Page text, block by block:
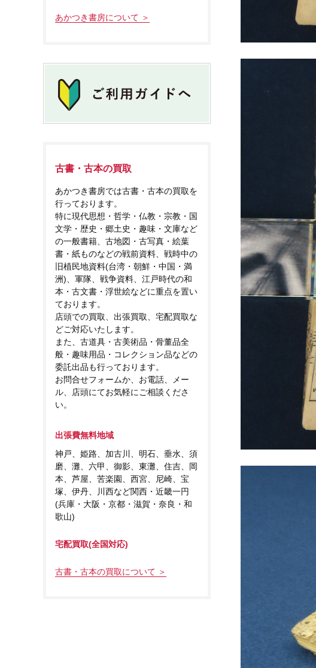
あかつき書房について ＞
古書・古本の買取
あかつき書房では古書・古本の買取を
行っております。
特に現代思想・哲学・仏教・宗教・国
文学・歴史・郷土史・趣味・文庫など
の一般書籍、古地図・古写真・絵葉
書・紙ものなどの戦前資料、戦時中の
旧植民地資料(台湾・朝鮮・中国・満
洲)、軍隊、戦争資料、江戸時代の和
本・古文書・浮世絵などに重点を置い
ております。
店頭での買取、出張買取、宅配買取な
どご対応いたします。
また、古道具・古美術品・骨董品全
般・趣味用品・コレクション品などの
委託出品も行っております。
お問合せフォームか、お電話、メー
ル、店頭にてお気軽にご相談くださ
い。
出張費無料地域
神戸、姫路、加古川、明石、垂水、須
磨、灘、六甲、御影、東灘、住吉、岡
本、芦屋、苦楽園、西宮、尼崎、宝
塚、伊丹、川西など関西・近畿一円
(兵庫・大阪・京都・滋賀・奈良・和
歌山)
宅配買取(全国対応)
古書・古本の買取について ＞